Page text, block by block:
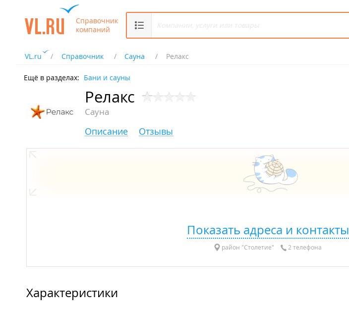
Справочник
компаний
VL.ru Справочник Сауна Релакс
Ещё в разделах: Бани и сауны
Релакс
Сауна
Описание Отзывы
Показать адреса и контакты
район "Столетие" 2 телефона
Характеристики